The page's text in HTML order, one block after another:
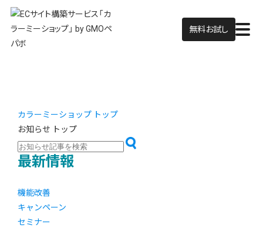
無料お試し
カラーミーショップ トップ
お知らせ トップ
最新情報
機能改善
キャンペーン
セミナー